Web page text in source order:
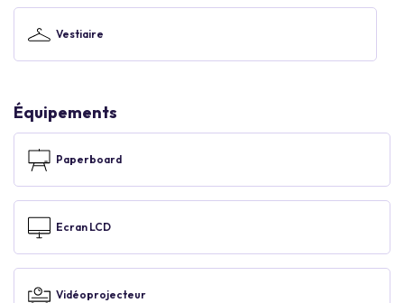
Vestiaire
Équipements
Paperboard
Ecran LCD
Vidéoprojecteur